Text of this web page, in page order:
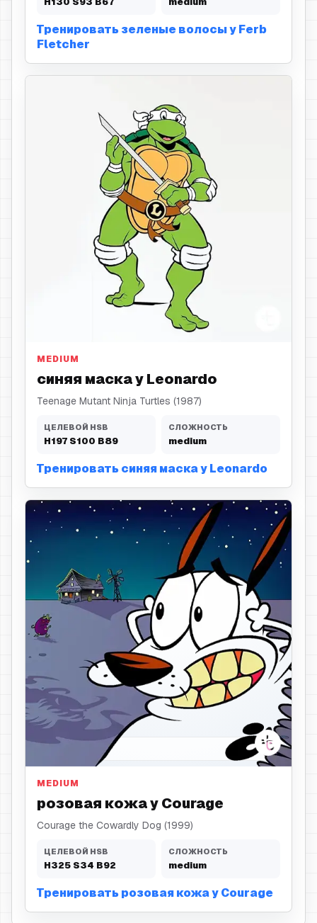
Тренировать зеленые волосы у Ferb
Fletcher
MEDIUM
синяя маска у Leonardo
Teenage Mutant Ninja Turtles (1987)
ЦЕЛЕВОЙ HSB
H197 S100 B89
СЛОЖНОСТЬ
medium
Тренировать синяя маска у Leonardo
розовая кожа
MEDIUM
розовая кожа у Courage
Courage the Cowardly Dog (1999)
ЦЕЛЕВОЙ HSB
H325 S34 B92
СЛОЖНОСТЬ
medium
Тренировать розовая кожа у Courage